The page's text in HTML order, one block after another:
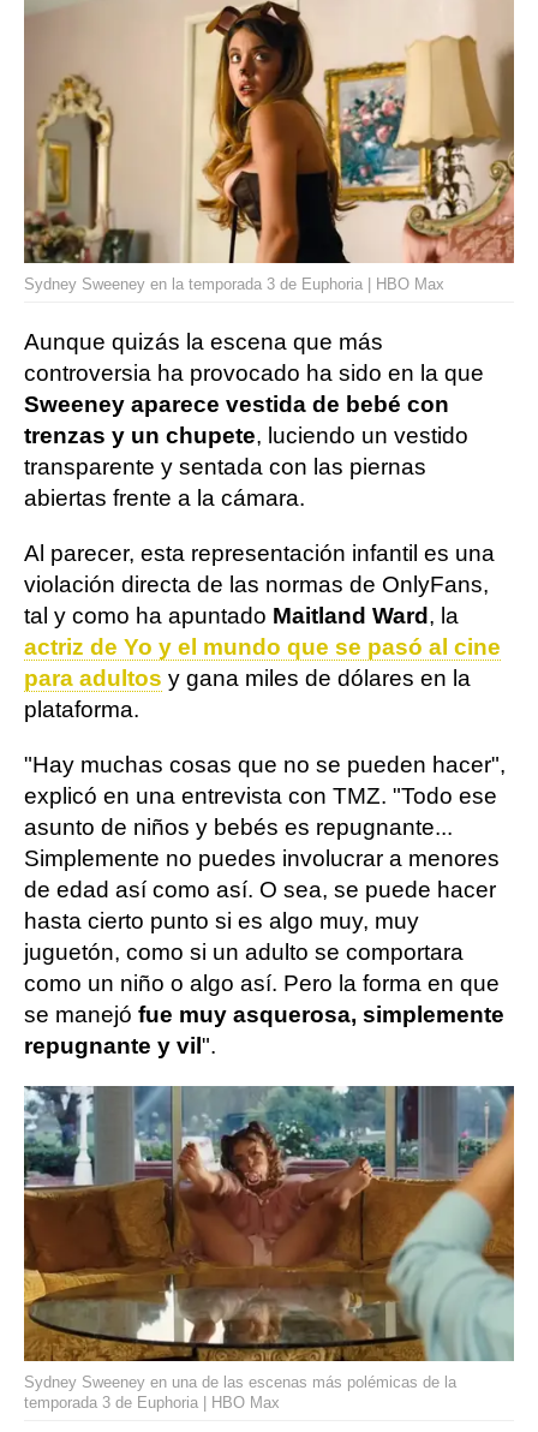
Sydney Sweeney en la temporada 3 de Euphoria | HBO Max
Aunque quizás la escena que más
controversia ha provocado ha sido en la que
Sweeney aparece vestida de bebé con
trenzas y un chupete, luciendo un vestido
transparente y sentada con las piernas
abiertas frente a la cámara.
Al parecer, esta representación infantil es una
violación directa de las normas de OnlyFans,
tal y como ha apuntado Maitland Ward, la
actriz de Yo y el mundo que se pasó al cine
para adultos y gana miles de dólares en la
plataforma.
"Hay muchas cosas que no se pueden hacer",
explicó en una entrevista con TMZ. "Todo ese
asunto de niños y bebés es repugnante...
Simplemente no puedes involucrar a menores
de edad así como así. O sea, se puede hacer
hasta cierto punto si es algo muy, muy
juguetón, como si un adulto se comportara
como un niño o algo así. Pero la forma en que
se manejó fue muy asquerosa, simplemente
repugnante y vil".
Sydney Sweeney en una de las escenas más polémicas de la
temporada 3 de Euphoria | HBO Max